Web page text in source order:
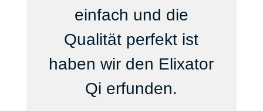
einfach und die
Qualität perfekt ist
haben wir den Elixator
Qi erfunden.